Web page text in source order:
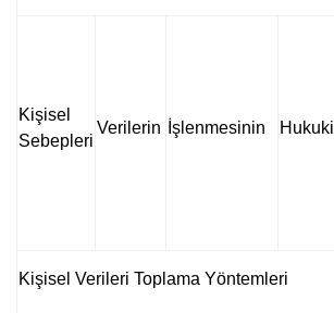
Kişisel
Sebepleri
Verilerin İşlenmesinin Hukuki
Kişisel Verileri Toplama Yöntemleri